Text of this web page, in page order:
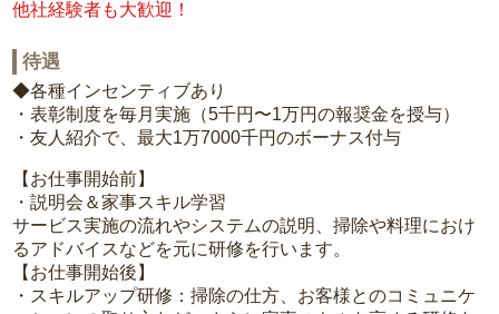
他社経験者も大歓迎！
待遇
◆各種インセンティブあり
・表彰制度を毎月実施（5千円〜1万円の報奨金を授与）
・友人紹介で、最大1万7000千円のボーナス付与
【お仕事開始前】
・説明会＆家事スキル学習
サービス実施の流れやシステムの説明、掃除や料理におけ
るアドバイスなどを元に研修を行います。
【お仕事開始後】
・スキルアップ研修：掃除の仕方、お客様とのコミュニケ